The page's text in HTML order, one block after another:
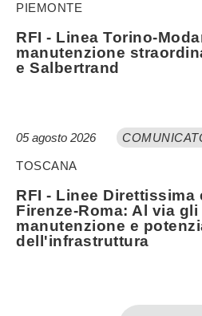
PIEMONTE
RFI - Linea Torino-
manutenzione
e Salbertrand
05 agosto 2026
TOSCANA
RFI - Linee Direttissima
Firenze-Roma: Al via
manutenzione e
dell'infrastruttura